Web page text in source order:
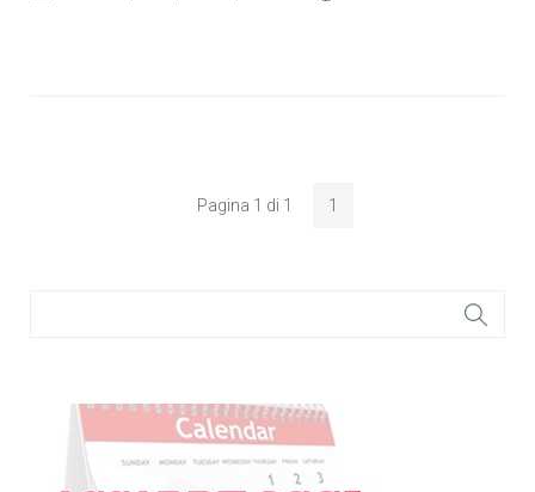
Pagina 1 di 1 1